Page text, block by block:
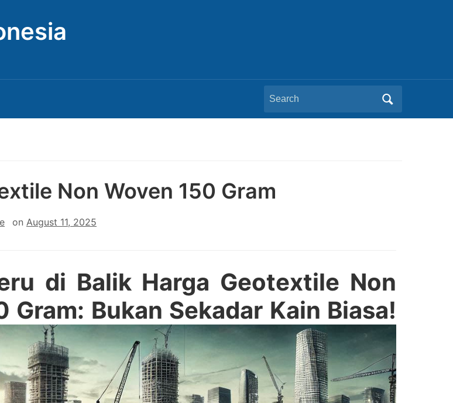
Search
for:
Non Woven 150 Gram
on August 11, 2025
di Balik Harga Geotextile Non
Gram: Bukan Sekadar Kain Biasa!